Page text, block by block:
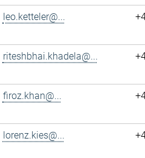
leo.ketteler@...
riteshbhai.khadela@...
firoz.khan@...
lorenz.kies@...